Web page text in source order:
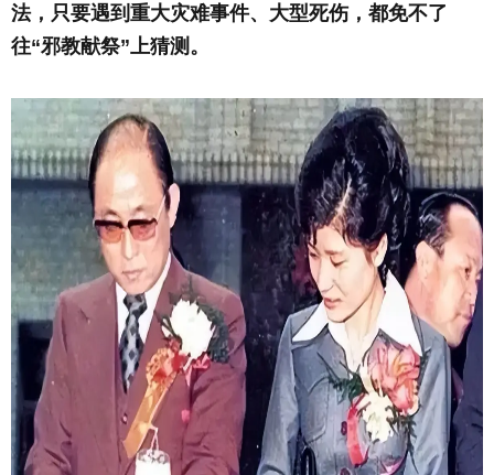
法，只要遇到重大灾难事件、大型死伤，都免不了
往“邪教献祭”上猜测。